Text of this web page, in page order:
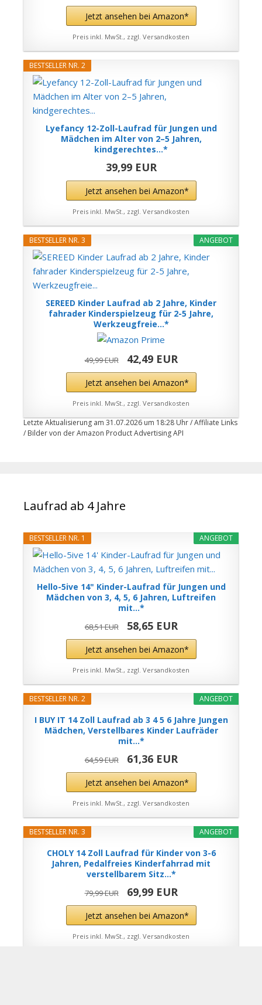
Jetzt ansehen bei Amazon*
Preis inkl. MwSt., zzgl. Versandkosten
BESTSELLER NR. 2
Lyefancy 12-Zoll-Laufrad für Jungen und
Mädchen im Alter von 2–5 Jahren,
kindgerechtes...*
39,99 EUR
Jetzt ansehen bei Amazon*
Preis inkl. MwSt., zzgl. Versandkosten
ANGEBOT
BESTSELLER NR. 3
SEREED Kinder Laufrad ab 2 Jahre, Kinder
fahrader Kinderspielzeug für 2-5 Jahre,
Werkzeugfreie...*
49,99 EUR 42,49 EUR
Jetzt ansehen bei Amazon*
Preis inkl. MwSt., zzgl. Versandkosten
Letzte Aktualisierung am 31.07.2026 um 18:28 Uhr / Affiliate Links
/ Bilder von der Amazon Product Advertising API
Laufrad ab 4 Jahre
ANGEBOT
BESTSELLER NR. 1
Hello-5ive 14" Kinder-Laufrad für Jungen und
Mädchen von 3, 4, 5, 6 Jahren, Luftreifen
mit...*
68,51 EUR 58,65 EUR
Jetzt ansehen bei Amazon*
Preis inkl. MwSt., zzgl. Versandkosten
ANGEBOT
BESTSELLER NR. 2
I BUY IT 14 Zoll Laufrad ab 3 4 5 6 Jahre Jungen
Mädchen, Verstellbares Kinder Laufräder
mit...*
64,59 EUR 61,36 EUR
Jetzt ansehen bei Amazon*
Preis inkl. MwSt., zzgl. Versandkosten
ANGEBOT
BESTSELLER NR. 3
CHOLY 14 Zoll Laufrad für Kinder von 3-6
Jahren, Pedalfreies Kinderfahrrad mit
verstellbarem Sitz...*
79,99 EUR 69,99 EUR
Jetzt ansehen bei Amazon*
Preis inkl. MwSt., zzgl. Versandkosten